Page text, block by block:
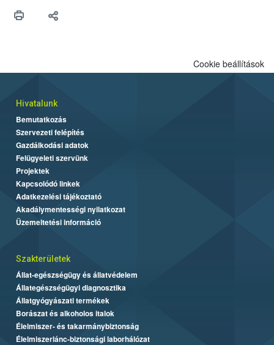
Cookie beállítások
Hivatalunk
Bemutatkozás
Szervezeti felépítés
Gazdálkodási adatok
Felügyeleti szervünk
Projektek
Kapcsolódó linkek
Adatkezelési tájékoztató
Akadálymentességi nyilatkozat
Üzemeltetési információ
Szakterületek
Állat-egészségügy és állatvédelem
Állategészségügyi diagnosztika
Állatgyógyászati termékek
Borászat és alkoholos italok
Élelmiszer- és takarmánybiztonság
Élelmiszerlánc-biztonsági laborhálózat